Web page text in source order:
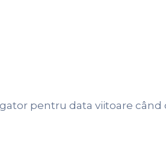
pentru data viitoare când